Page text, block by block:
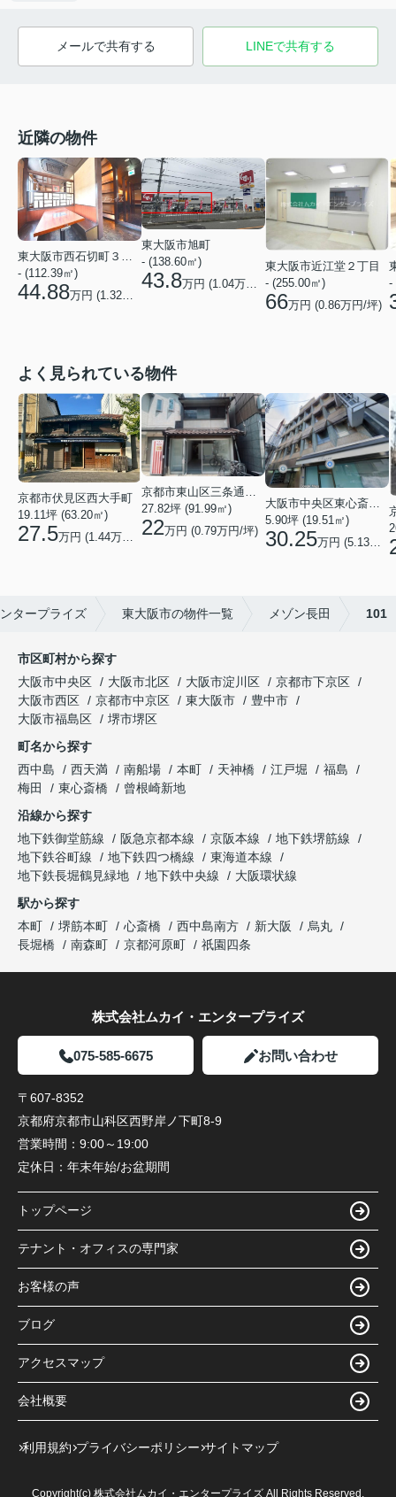
メールで共有する LINEで共有する
近隣の物件
東大阪市西石切町３丁目
- (112.39㎡)
44.88万円 (1.32万円/坪)
東大阪市旭町
- (138.60㎡)
43.8万円 (1.04万円/坪)
東大阪市近江堂２丁目
- (255.00㎡)
66万円 (0.86万円/坪)
-
よく見られている物件
京都市伏見区西大手町
19.11坪 (63.20㎡)
27.5万円 (1.44万円/坪)
27.82坪 (91.99㎡)
22万円 (0.79万円/坪)
大阪市中央区東心斎橋２丁目
5.90坪 (19.51㎡)
30.25万円 (5.13万円/坪)
タープライズ 東大阪市の物件一覧 メゾン長田 101
市区町村から探す
大阪市中央区
大阪市北区 大阪市淀川区
京都市下京区
大阪市西区
京都市中京区 東大阪市
豊中市
大阪市福島区
堺市堺区
町名から探す
西中島
西天満 南船場 本町 天神橋 江戸堀
福島
梅田
東心斎橋
曾根崎新地
沿線から探す
地下鉄御堂筋線
阪急京都本線 京阪本線
地下鉄堺筋線
地下鉄谷町線
地下鉄四つ橋線
東海道本線
地下鉄長堀鶴見緑地
地下鉄中央線
大阪環状線
駅から探す
本町
堺筋本町 心斎橋 西中島南方 新大阪
烏丸
長堀橋
南森町 京都河原町 祇園四条
株式会社ムカイ・エンタープライズ
075-585-6675 お問い合わせ
〒607-8352
京都府京都市山科区西野岸ノ下町8-9
営業時間： 9:00～19:00
定休日： 年末年始/お盆期間
トップページ
テナント・オフィスの専門家
お客様の声
ブログ
アクセスマップ
会社概要
利用規約 プライバシーポリシー サイトマップ
Copyright(c) 株式会社ムカイ・エンタープライズ All Rights Reserved.